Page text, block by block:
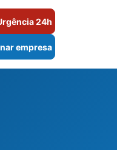
24h
empresa